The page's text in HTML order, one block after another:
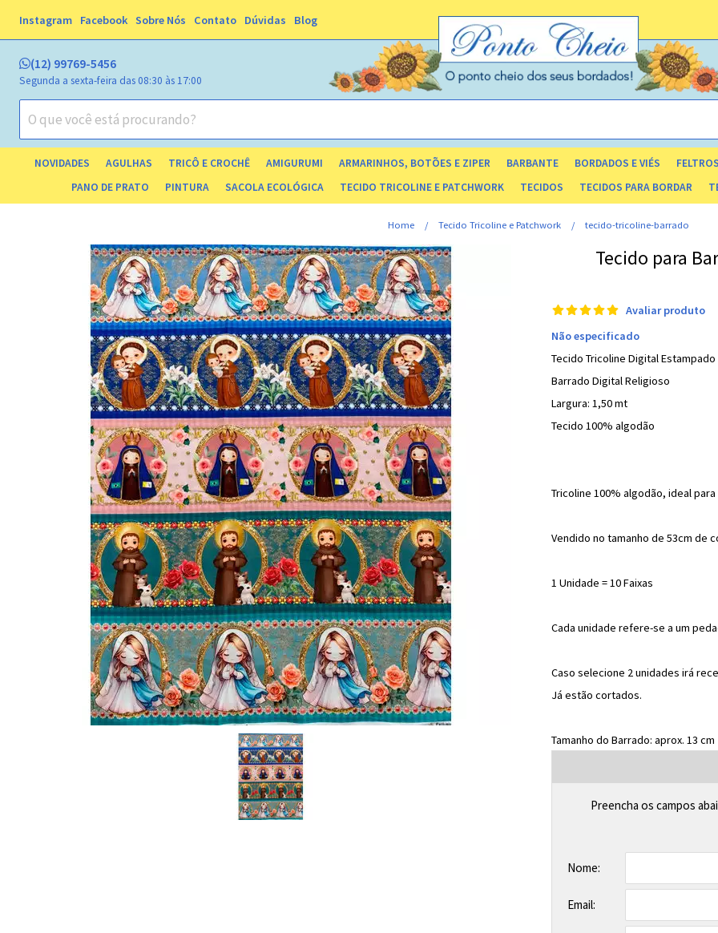
Instagram Facebook Sobre Nós Contato Dúvidas Blog
(12) 99769-5456
Segunda a sexta-feira das 08:30 às 17:00
NOVIDADES AGULHAS TRICÔ E CROCHÊ AMIGURUMI ARMARINHOS, BOTÕES E ZIPER BARBANTE BORDADOS E VIÉS
PANO DE PRATO
PINTURA SACOLA ECOLÓGICA TECIDO TRICOLINE E PATCHWORK TECIDOS TECIDOS PARA BORDAR
Home Tecido Tricoline e Patchwork tecido-tricoline-barrado
Tecido para
Avaliar produto
Não especificado
Tecido Tricoline Digital
Barrado Digital Religioso
Largura: 1,50 mt
Tecido 100% algodão
Tricoline 100% algodão, ideal
Vendido no tamanho de 53cm de
1 Unidade = 10 Faixas
Cada unidade refere-se a um
Caso selecione 2 unidades irá
Já estão cortados.
Tamanho do Barrado: aprox. 13 cm
Preencha os campos
Nome:
Email: